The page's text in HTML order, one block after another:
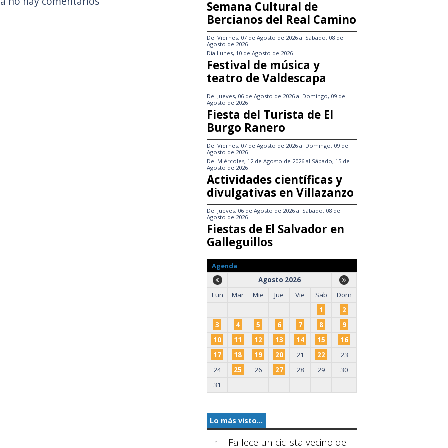
Semana Cultural de
Bercianos del Real Camino
Del Viernes, 07 de Agosto de 2026 al Sábado, 08 de
Agosto de 2026
Día Lunes, 10 de Agosto de 2026
Festival de música y
teatro de Valdescapa
Del Jueves, 06 de Agosto de 2026 al Domingo, 09 de
Agosto de 2026
Fiesta del Turista de El
Burgo Ranero
Del Viernes, 07 de Agosto de 2026 al Domingo, 09 de
Agosto de 2026
Del Miércoles, 12 de Agosto de 2026 al Sábado, 15 de
Agosto de 2026
Actividades científicas y
divulgativas en Villazanzo
Del Jueves, 06 de Agosto de 2026 al Sábado, 08 de
Agosto de 2026
Fiestas de El Salvador en
Galleguillos
Agenda
Agosto 2026
Lun
Mar Mie Jue Vie Sab
Dom
1
2
3
4 5 6 7 8
9
10
11 12 13 14 15
16
17
18 19 20 21 22
23
24
25 26 27 28 29
30
31
Lo más visto...
1 Fallece un ciclista vecino de